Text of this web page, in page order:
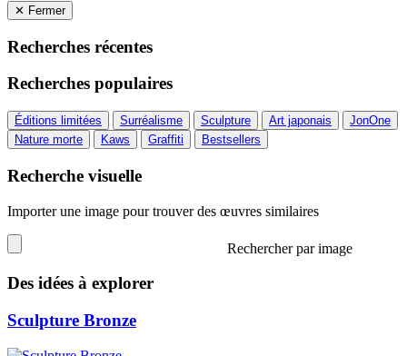
✕ Fermer
Recherches récentes
Recherches populaires
Éditions limitées Surréalisme Sculpture Art japonais
JonOne
Nature morte
Kaws Graffiti Bestsellers
Recherche visuelle
Importer une image pour trouver des œuvres similaires
Rechercher par image
Des idées à explorer
Sculpture Bronze